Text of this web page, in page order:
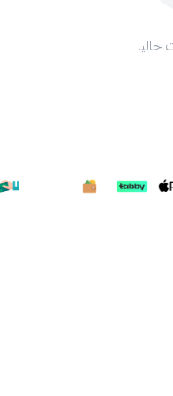
حاليا